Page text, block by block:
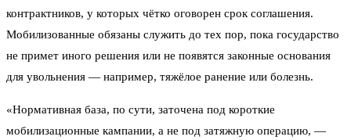
контрактников, у которых чётко оговорен срок соглашения.
Мобилизованные обязаны служить до тех пор, пока государство
не примет иного решения или не появятся законные основания
для увольнения — например, тяжёлое ранение или болезнь.
«Нормативная база, по сути, заточена под короткие
мобилизационные кампании, а не под затяжную операцию, —